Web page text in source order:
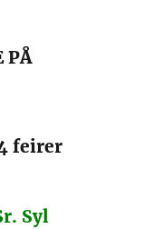
PÅ
feirer
Syl